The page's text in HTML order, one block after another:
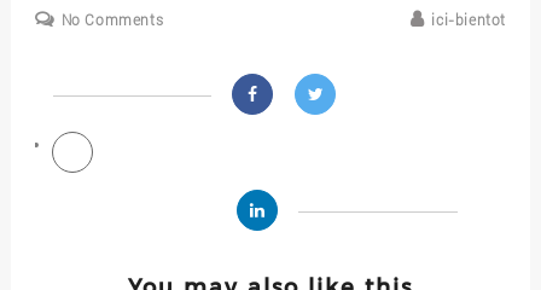
No Comments ici-bientot